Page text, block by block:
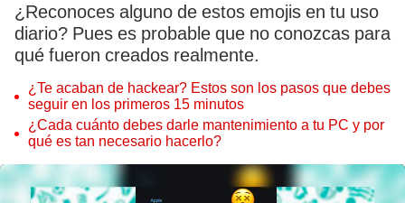
¿Reconoces alguno de estos emojis en tu uso
diario? Pues es probable que no conozcas para
qué fueron creados realmente.
¿Te acaban de hackear? Estos son los pasos que debes
seguir en los primeros 15 minutos
¿Cada cuánto debes darle mantenimiento a tu PC y por
qué es tan necesario hacerlo?